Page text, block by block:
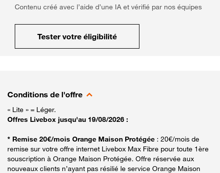
Contenu créé avec l’aide d’une IA et vérifié par nos équipes
Tester votre éligibilité
Conditions de l'offre
« Lite » = Léger.
Offres Livebox jusqu'au 19/08/2026 :
* Remise 20€/mois Orange Maison Protégée : 20€/mois de
remise sur votre offre internet Livebox Max Fibre pour toute 1ère
souscription à Orange Maison Protégée. Offre réservée aux
nouveaux clients n’ayant pas résilié le service Orange Maison